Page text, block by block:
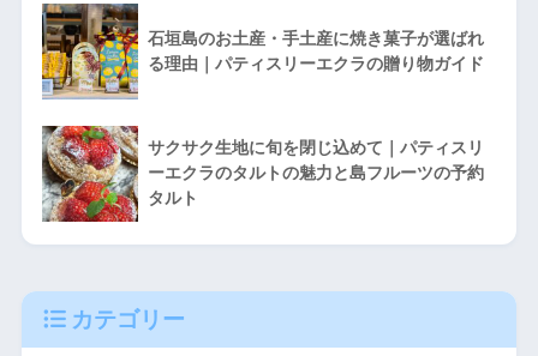
石垣島のお土産・手土産に焼き菓子が選ばれ
る理由｜パティスリーエクラの贈り物ガイド
サクサク生地に旬を閉じ込めて｜パティスリ
ーエクラのタルトの魅力と島フルーツの予約
タルト
カテゴリー